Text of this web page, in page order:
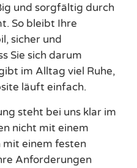
und sorgfältig durch
So bleibt Ihre
sicher und
Sie sich darum
im Alltag viel Ruhe,
läuft einfach.
steht bei uns klar im
nicht mit einem
mit einem festen
Anforderungen